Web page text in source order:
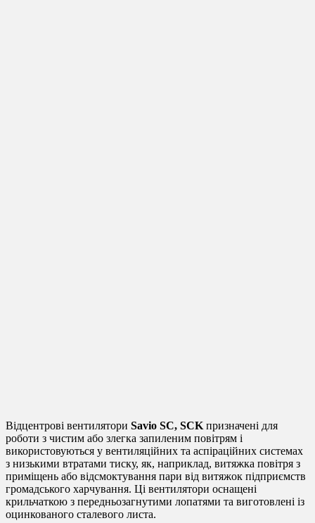
Відцентрові вентилятори Savio SC, SCK призначені для
роботи з чистим або злегка запиленим повітрям і
використовуються у вентиляційних та аспіраційних системах
з низькими втратами тиску, як, наприклад, витяжка повітря з
приміщень або відсмоктування пари від витяжок підприємств
громадського харчування. Ці вентилятори оснащені
крильчаткою з передньозагнутими лопатями та виготовлені із
оцинкованого сталевого листа.